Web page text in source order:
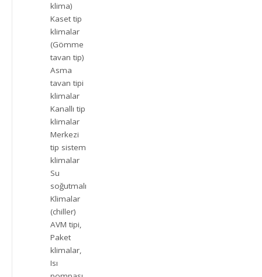
klima)
Kaset tip
klimalar
(Gömme
tavan tip)
Asma
tavan tipi
klimalar
Kanallı tip
klimalar
Merkezi
tip sistem
klimalar
Su
soğutmalı
Klimalar
(chiller)
AVM tipi,
Paket
klimalar,
Isı